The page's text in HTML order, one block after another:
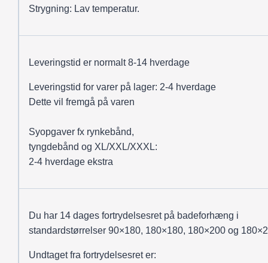
Strygning: Lav temperatur.
Leveringstid er normalt 8-14 hverdage
Leveringstid for varer på lager: 2-4 hverdage
Dette vil fremgå på varen
Syopgaver fx rynkebånd,
tyngdebånd og XL/XXL/XXXL:
2-4 hverdage ekstra
Du har 14 dages fortrydelsesret på badeforhæng i
standardstørrelser 90×180, 180×180, 180×200 og
Undtaget fra fortrydelsesret er: